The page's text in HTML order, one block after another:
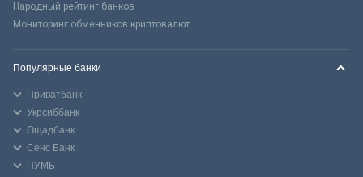
Народный рейтинг банков
Мониторинг обменников криптовалют
Популярные банки
Приватбанк
Укрсиббанк
Ощадбанк
Сенс Банк
ПУМБ